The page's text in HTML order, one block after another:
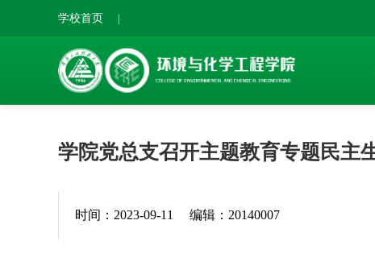
学校首页 |
学院党总支召开主题教育专题民主
时间：2023-09-11 编辑：20140007